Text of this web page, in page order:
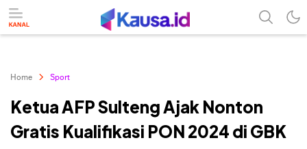
Home Sport
Ketua AFP Sulteng Ajak Nonton
Gratis Kualifikasi PON 2024 di GBK